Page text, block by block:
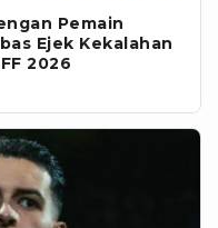
Pemain
Ejek Kekalahan
2026